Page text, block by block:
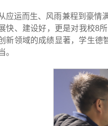
应运而生、风雨兼程到豪情
快、建设好，更是对我校8
新领域的成绩显著，学生德
。